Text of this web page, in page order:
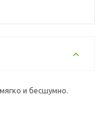
и бесшумно.